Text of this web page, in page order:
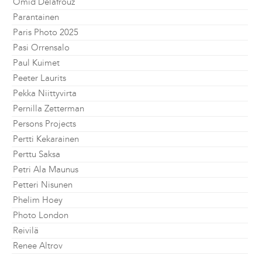
Parantainen
Paris Photo 2025
Pasi Orrensalo
Paul Kuimet
Peeter Laurits
Pekka Niittyvirta
Pernilla Zetterman
Persons Projects
Pertti Kekarainen
Perttu Saksa
Petri Ala Maunus
Petteri Nisunen
Phelim Hoey
Photo London
Reivilä
Renee Altrov